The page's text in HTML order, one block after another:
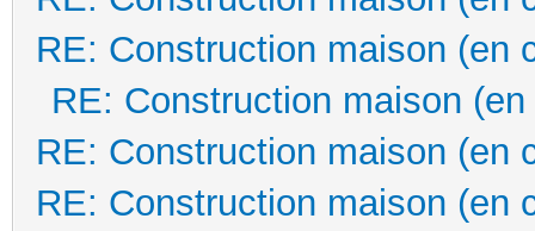
RE: Construction maison (en
RE: Construction maison
RE: Construction maison (en
RE: Construction maison (en